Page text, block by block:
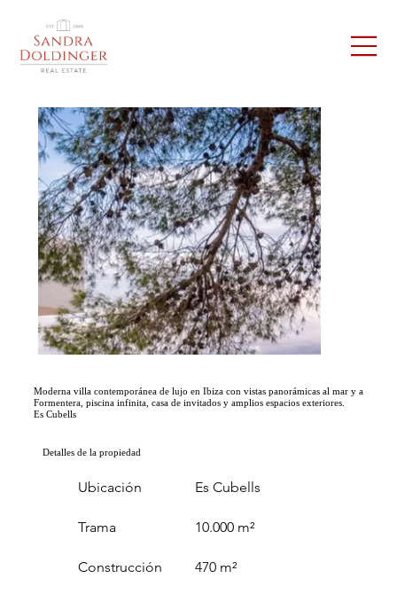
Moderna villa contemporánea de lujo en Ibiza con vistas panorámicas al mar y a
Formentera, piscina infinita, casa de invitados y amplios espacios exteriores.
Es Cubells
Detalles de la propiedad
Ubicación
Trama
Construcción
Es Cubells
10.000 m²
470 m²